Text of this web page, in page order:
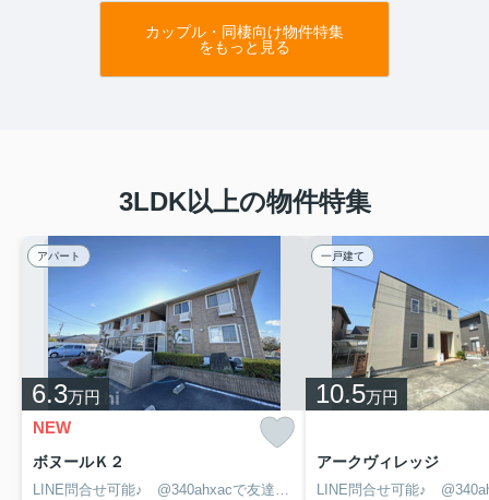
カップル・同棲向け物件特集
をもっと見る
3LDK以上の物件特集
アパート
6.3万円
NEW
ボヌールＫ２
LINE問合せ可能♪ @340ahxacで友達検索して下さい
一戸建て
10.5万円
アークヴィレッジ